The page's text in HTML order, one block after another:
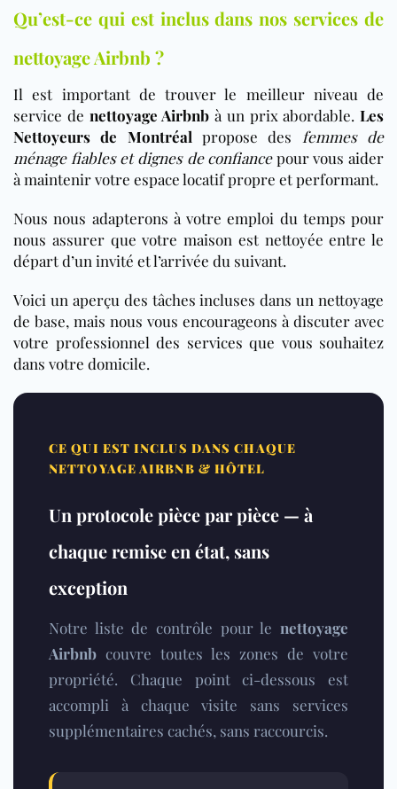
Qu’est-ce qui est inclus dans nos services de
nettoyage Airbnb ?
Il est important de trouver le meilleur niveau de
service de nettoyage Airbnb à un prix abordable. Les
Nettoyeurs de Montréal propose des
femmes de
ménage fiables et dignes de confiancepour vous aider
à maintenir votre espace locatif propre et performant.
Nous nous adapterons à votre emploi du temps pour
nous assurer que votre maison est nettoyée entre le
départ d’un invité et l’arrivée du suivant.
Voici un aperçu des tâches incluses dans un nettoyage
de base, mais nous vous encourageons à discuter avec
votre professionnel des services que vous souhaitez
dans votre domicile.
CE QUI EST INCLUS DANS CHAQUE
NETTOYAGE AIRBNB & HÔTEL
Un protocole pièce par pièce — à
chaque remise en état, sans
exception
Notre liste de contrôle pour le nettoyage
Airbnb couvre toutes les zones de votre
propriété. Chaque point ci-dessous est
accompli à chaque visite sans services
supplémentaires cachés, sans raccourcis.